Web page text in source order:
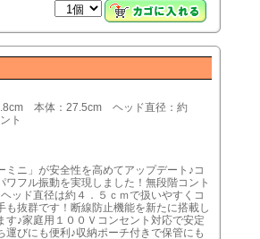
本体：27.5cm ヘッド直径：約
ト
ニ」が安全性を高めてアップデート♪コ
フル振動を実現しました！無段階コント
ッド直径は約４．５ｃｍで扱いやすくコ
抜群です！断線防止機能を新たに搭載し
す♪家庭用１００Ｖコンセント対応で安定
びにも便利♪収納ポーチ付きで保管にも